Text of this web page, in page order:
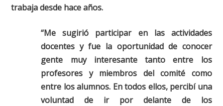
trabaja desde hace años.
“Me sugirió participar en las actividades
docentes y fue la oportunidad de conocer
gente muy interesante tanto entre los
profesores y miembros del comité como
entre los alumnos. En todos ellos, percibí una
voluntad de ir por delante de los